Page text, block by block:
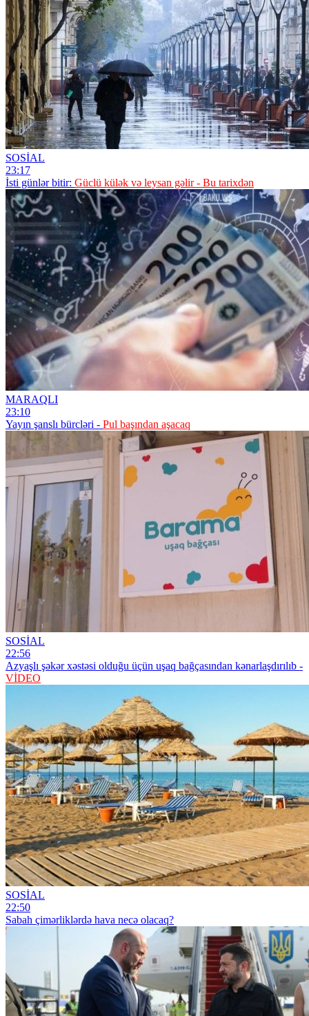
SOSİAL
23:17
İsti günlər bitir: Güclü külək və leysan gəlir - Bu tarixdən
MARAQLI
23:10
Yayın şanslı bürcləri - Pul başından aşacaq
SOSİAL
22:56
Azyaşlı şəkər xəstəsi olduğu üçün uşaq bağçasından kənarlaşdırılıb -
VİDEO
SOSİAL
22:50
Sabah çimərliklərdə hava necə olacaq?